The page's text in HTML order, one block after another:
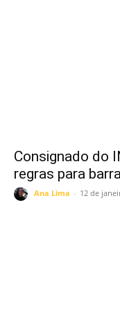
Consignado do
regras para
Ana Lima - 12 de